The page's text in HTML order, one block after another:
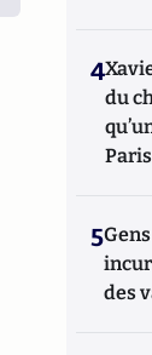
4
du
5
des